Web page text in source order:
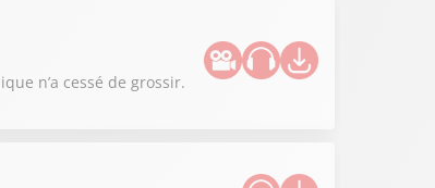
n’a cessé de grossir.